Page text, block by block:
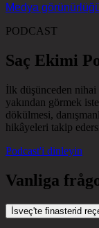
Medya
PODCAST
Saç Ekimi
İlk düşünceden
yakından görmek
dökülmesi,
hikâyeleri takip
Podcast'i dinleyin
Vanliga
İsveç'te finasterid